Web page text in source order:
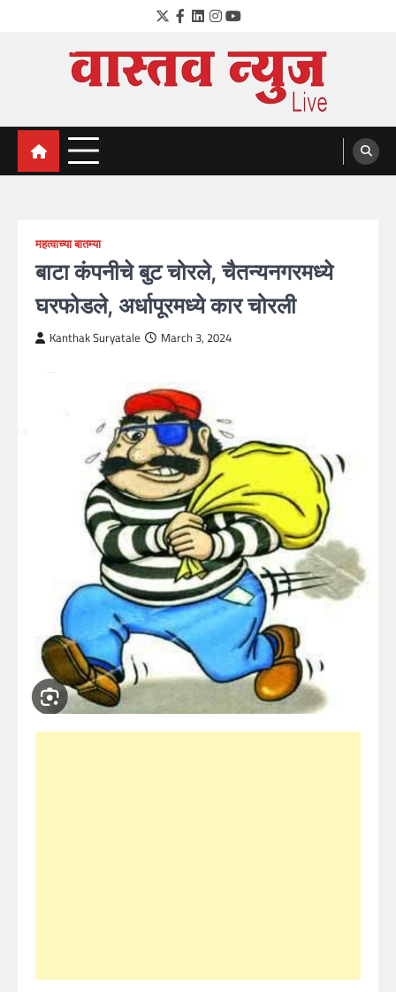
Twitter
Facebook
LinkedIn
Instagram
YouTube
VastavNEWSLive.com
a leading NEWS portal of Maharahstra
महत्वाच्या बातम्या
बाटा कंपनीचे बुट चोरले, चैतन्यनगरमध्ये
घरफोडले, अर्धापूरमध्ये कार चोरली
Kanthak Suryatale March 3, 2024